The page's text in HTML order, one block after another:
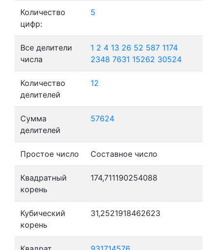
Количество
цифр:
5
Все делители
числа
1 2 4 13 26 52 587 1174
2348 7631 15262 30524
Количество
делителей
12
Сумма
делителей
57624
Простое число Составное число
Квадратный
корень
174,711190254088
Кубический
корень
31,2521918462623